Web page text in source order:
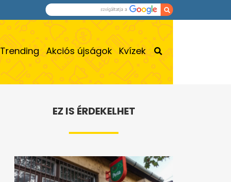
Trending Akciós újságok Kvízek
EZ IS ÉRDEKELHET